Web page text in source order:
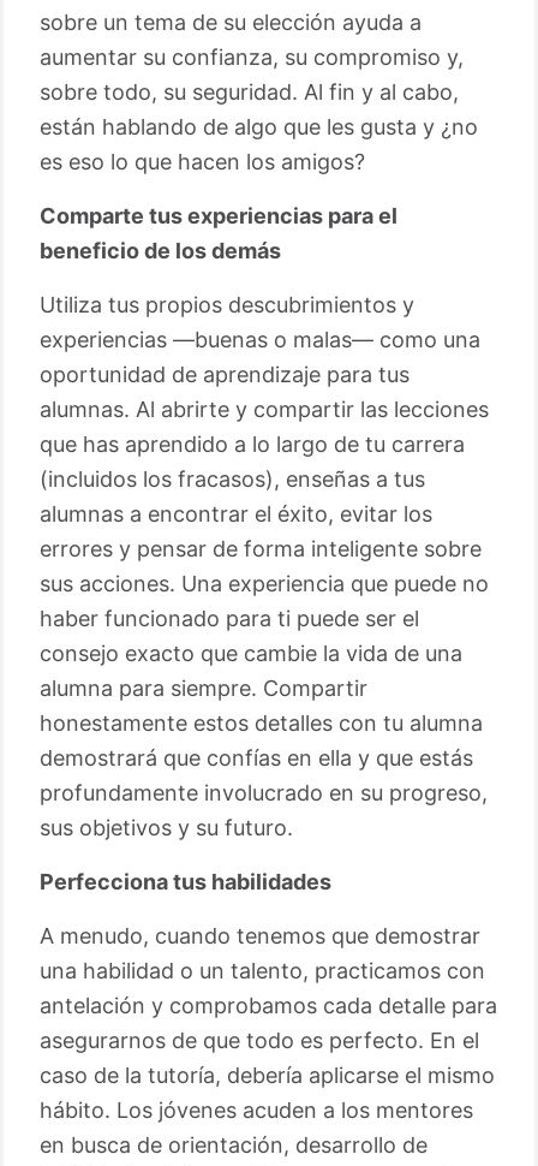
sobre un tema de su elección ayuda a
aumentar su confianza, su compromiso y,
sobre todo, su seguridad. Al fin y al cabo,
están hablando de algo que les gusta y ¿no
es eso lo que hacen los amigos?
Comparte tus experiencias para el
beneficio de los demás
Utiliza tus propios descubrimientos y
experiencias —buenas o malas— como una
oportunidad de aprendizaje para tus
alumnas. Al abrirte y compartir las lecciones
que has aprendido a lo largo de tu carrera
(incluidos los fracasos), enseñas a tus
alumnas a encontrar el éxito, evitar los
errores y pensar de forma inteligente sobre
sus acciones. Una experiencia que puede no
haber funcionado para ti puede ser el
consejo exacto que cambie la vida de una
alumna para siempre. Compartir
honestamente estos detalles con tu alumna
demostrará que confías en ella y que estás
profundamente involucrado en su progreso,
sus objetivos y su futuro.
Perfecciona tus habilidades
A menudo, cuando tenemos que demostrar
una habilidad o un talento, practicamos con
antelación y comprobamos cada detalle para
asegurarnos de que todo es perfecto. En el
caso de la tutoría, debería aplicarse el mismo
hábito. Los jóvenes acuden a los mentores
en busca de orientación, desarrollo de